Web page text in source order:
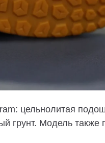
цельнолитая
грунт. Модель также